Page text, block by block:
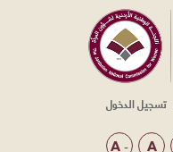
تسجيل الدخول
- A